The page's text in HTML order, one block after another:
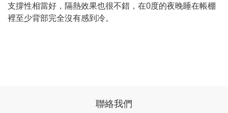
支撐性相當好，隔熱效果也很不錯，在0度的夜晚睡在帳棚
裡至少背部完全沒有感到冷。
聯絡我們